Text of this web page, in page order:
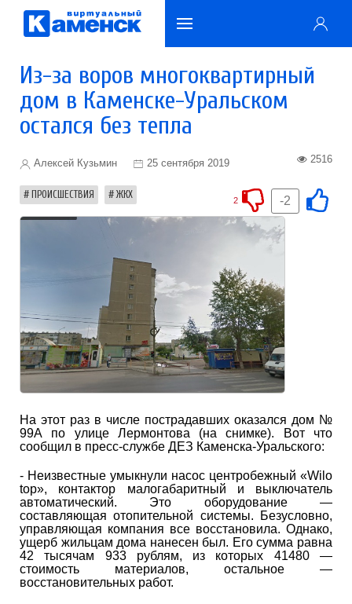
Из-за воров многоквартирный
дом в Каменске-Уральском
остался без тепла
Алексей Кузьмин 25 сентября 2019 2516
ПРОИСШЕСТВИЯ ЖКХ -2
2
На этот раз в числе пострадавших оказался дом №
99А по улице Лермонтова (на снимке). Вот что
сообщил в пресс-службе ДЕЗ Каменска-Уральского:
- Неизвестные умыкнули насос центробежный «Wilo
top», контактор малогабаритный и выключатель
автоматический. Это оборудование —
составляющая отопительной системы. Безусловно,
управляющая компания все восстановила. Однако,
ущерб жильцам дома нанесен был. Его сумма равна
42 тысячам 933 рублям, из которых 41480 —
стоимость материалов, остальное —
восстановительных работ.